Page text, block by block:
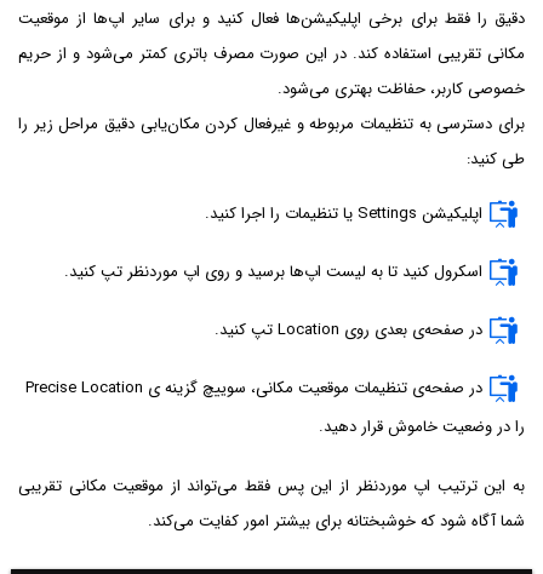
دقیق را فقط برای برخی اپلیکیشن‌ها فعال کنید و برای سایر اپ‌ها از موقعیت
مکانی تقریبی استفاده کند. در این صورت مصرف باتری کمتر می‌شود و از حریم
خصوصی کاربر، حفاظت بهتری می‌شود.
برای دسترسی به تنظیمات مربوطه و غیرفعال کردن مکان‌یابی دقیق مراحل زیر را
طی کنید:
اپلیکیشن Settings یا تنظیمات را اجرا کنید.
اسکرول کنید تا به لیست اپ‌ها برسید و روی اپ موردنظر تپ کنید.
در صفحه‌ی بعدی روی Location تپ کنید.
در صفحه‌ی تنظیمات موقعیت مکانی، سوییچ گزینه ی Precise Location
را در وضعیت خاموش قرار دهید.
به این ترتیب اپ موردنظر از این پس فقط می‌تواند از موقعیت مکانی تقریبی
شما آگاه شود که خوشبختانه برای بیشتر امور کفایت می‌کند.